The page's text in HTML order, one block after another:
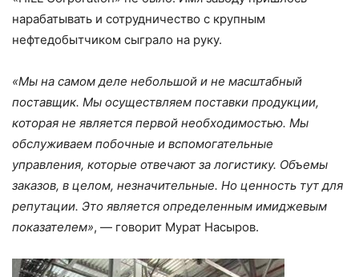
нарабатывать и сотрудничество с крупным
нефтедобытчиком сыграло на руку.
«Мы на самом деле небольшой и не масштабный
поставщик. Мы осуществляем поставки продукции,
которая не является первой необходимостью. Мы
обслуживаем побочные и вспомогательные
управления, которые отвечают за логистику. Объемы
заказов, в целом, незначительные. Но ценность тут для
репутации. Это является определенным имиджевым
показателем», — говорит Мурат Насыров.